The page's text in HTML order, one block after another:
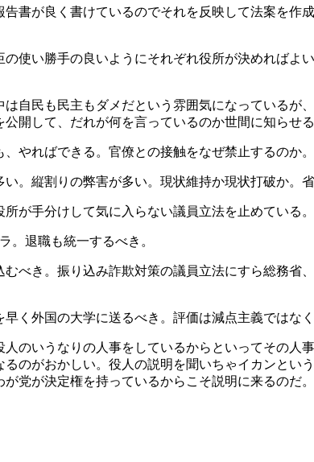
書が良く書けているのでそれを反映して法案を作
使い勝手の良いようにそれぞれ役所が決めればよ
自民も民主もダメだという雰囲気になっているが
開して、だれが何を言っているのか世間に知らせる
やればできる。官僚との接触をなぜ禁止するのか
。縦割りの弊害が多い。現状維持か現状打破か。
が手分けして気に入らない議員立法を止めている。
退職も統一するべき。
べき。振り込み詐欺対策の議員立法にすら総務省
く外国の大学に送るべき。評価は減点主義ではな
のいうなりの人事をしているからといってその人
のがおかしい。役人の説明を聞いちゃイカンと
党が決定権を持っているからこそ説明に来るのだ